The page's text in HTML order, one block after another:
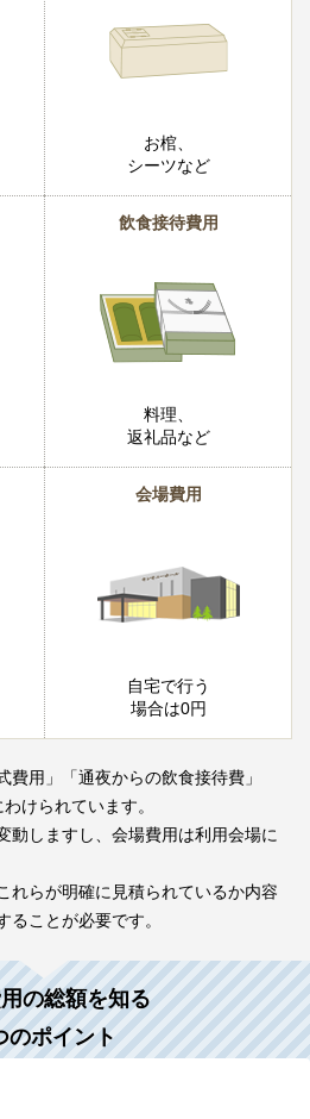
お棺、
シーツなど
飲食接待費用
料理、
返礼品など
会場費用
自宅で行う
場合は0円
用」「通夜からの飲食接待費」
けられています。
動しますし、会場費用は利用会場に
れらが明確に見積られているか内容
ることが必要です。
の総額を知る
のポイント